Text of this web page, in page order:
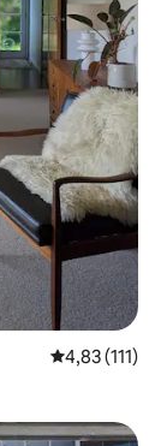
4,83 (111)